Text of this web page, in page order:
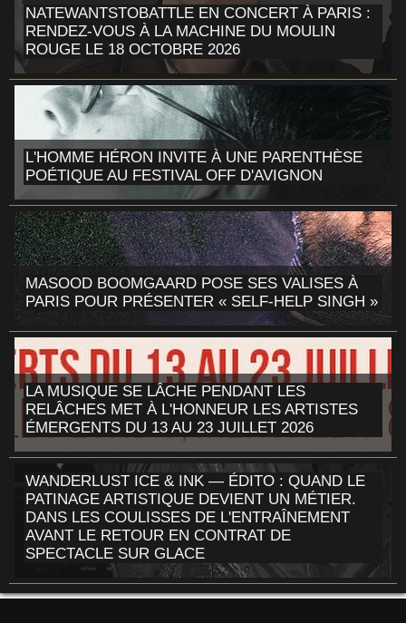
NATEWANTSTOBATTLE EN CONCERT À PARIS :
RENDEZ-VOUS À LA MACHINE DU MOULIN
ROUGE LE 18 OCTOBRE 2026
L'HOMME HÉRON INVITE À UNE PARENTHÈSE
POÉTIQUE AU FESTIVAL OFF D'AVIGNON
MASOOD BOOMGAARD POSE SES VALISES À
PARIS POUR PRÉSENTER « SELF-HELP SINGH »
LA MUSIQUE SE LÂCHE PENDANT LES
RELÂCHES MET À L'HONNEUR LES ARTISTES
ÉMERGENTS DU 13 AU 23 JUILLET 2026
WANDERLUST ICE & INK — ÉDITO : QUAND LE
PATINAGE ARTISTIQUE DEVIENT UN MÉTIER.
DANS LES COULISSES DE L'ENTRAÎNEMENT
AVANT LE RETOUR EN CONTRAT DE
SPECTACLE SUR GLACE